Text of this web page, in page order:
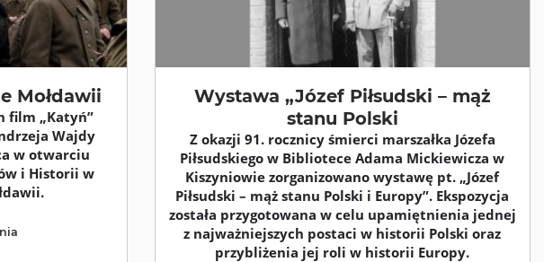
Mołdawii
film „Katyń”
Wajdy
w otwarciu
i Historii w
Wystawa „Józef Piłsudski – mąż
stanu Polski
Z okazji 91. rocznicy śmierci marszałka Józefa
Piłsudskiego w Bibliotece Adama Mickiewicza w
Kiszyniowie zorganizowano wystawę pt. „Józef
Piłsudski – mąż stanu Polski i Europy”. Ekspozycja
została przygotowana w celu upamiętnienia jednej
z najważniejszych postaci w historii Polski oraz
przybliżenia jej roli w historii Europy.